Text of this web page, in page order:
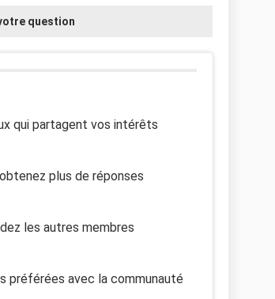
question
qui partagent vos intérêts
plus de réponses
les autres membres
préférées avec la communauté